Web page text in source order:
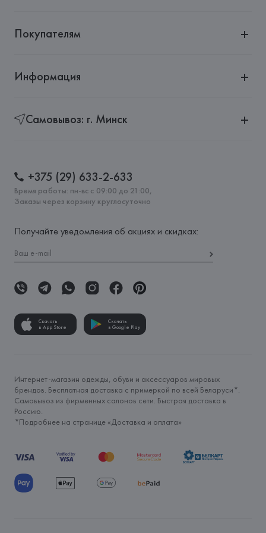
Покупателям
Информация
Самовывоз: г. Минск
+375 (29) 633-2-633
Время работы: пн-вс с 09:00 до 21:00,
Заказы через корзину круглосуточно
Получайте уведомления об акциях и скидках:
Скачать
в App Store
Скачать
в Google Play
Интернет-магазин одежды, обуви и аксессуаров мировых
брендов. Бесплатная доставка с примеркой по всей Беларуси*.
Самовывоз из фирменных салонов сети. Быстрая доставка в
Россию.
*Подробнее на странице «Доставка и оплата»